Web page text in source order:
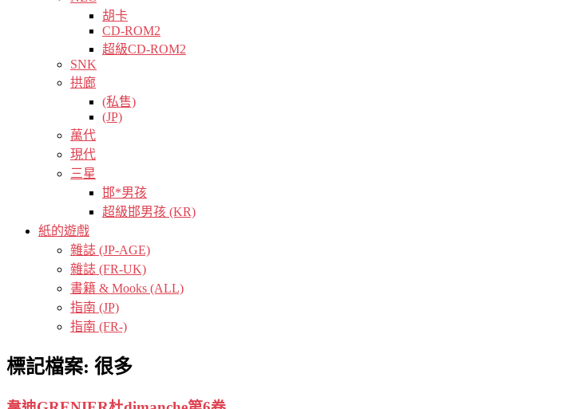
胡卡
CD-ROM2
超級CD-ROM2
SNK
拱廊
(私售)
(JP)
萬代
現代
三星
邯*男孩
超級邯男孩 (KR)
紙的遊戲
雜誌 (JP-AGE)
雜誌 (FR-UK)
書籍 & Mooks (ALL)
指南 (JP)
指南 (FR-)
標記檔案: 很多